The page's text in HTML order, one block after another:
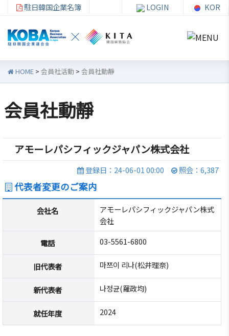
韓
連
紹
ご挨
設立
沿革
事業
定款
組織
会員
入・
検索
韓企連
会員加
会員権
·特典
会員社
検索/リ
スト
会員社
社
活
動
分科委
クラブ
（同好
会）
会員社
動靜
からの
室
ベント
セミナ
ー
ニュー
駐日韓国企業名簿 KOR
LOGIN
HOME > 会員社活動 > 会員社動靜
会員社動靜
アモーレパシフィックジャパン株式会社
登録日：24-06-01 00:00 照会：6,387
代表者変更のご案内
会社名
アモーレパシフィックジャパン株式
会社
電話 03-5561-6800
旧代表者 마쯔이 리나(松井理奈)
新代表者 나정균(羅政均)
就任年度 2024